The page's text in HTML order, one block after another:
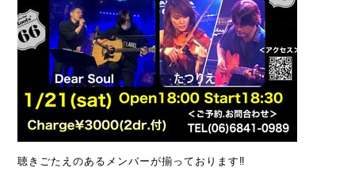
聴きごたえのあるメンバーが揃っております‼️